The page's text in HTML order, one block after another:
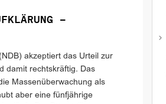
–
akzeptiert das Urteil zur
damit rechtskräftig. Das
Massenüberwachung als
aber eine fünfjährige